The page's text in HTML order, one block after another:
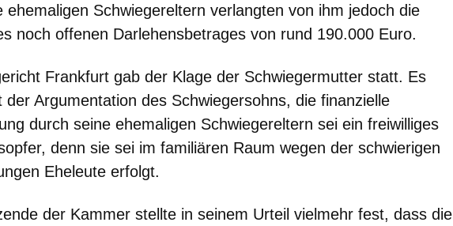
ehemaligen Schwiegereltern verlangten von ihm jedoch die
noch offenen Darlehensbetrages von rund 190.000 Euro.
Frankfurt gab der Klage der Schwiegermutter statt. Es
der Argumentation des Schwiegersohns, die finanzielle
durch seine ehemaligen Schwiegereltern sei ein freiwilliges
denn sie sei im familiären Raum wegen der schwierigen
Eheleute erfolgt.
der Kammer stellte in seinem Urteil vielmehr fest, dass die